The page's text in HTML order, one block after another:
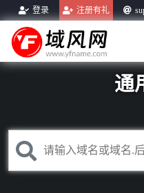
登录 注册有礼
通